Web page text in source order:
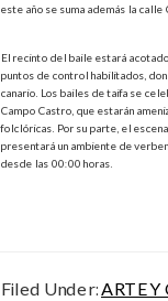
este año se suma además la calle
El recinto del baile estará
puntos de control habilitados,
canario. Los bailes de taifa se
Campo Castro, que estarán
folclóricas. Por su parte, el
presentará un ambiente de
desde las 00:00 horas.
Filed Under: ARTE Y